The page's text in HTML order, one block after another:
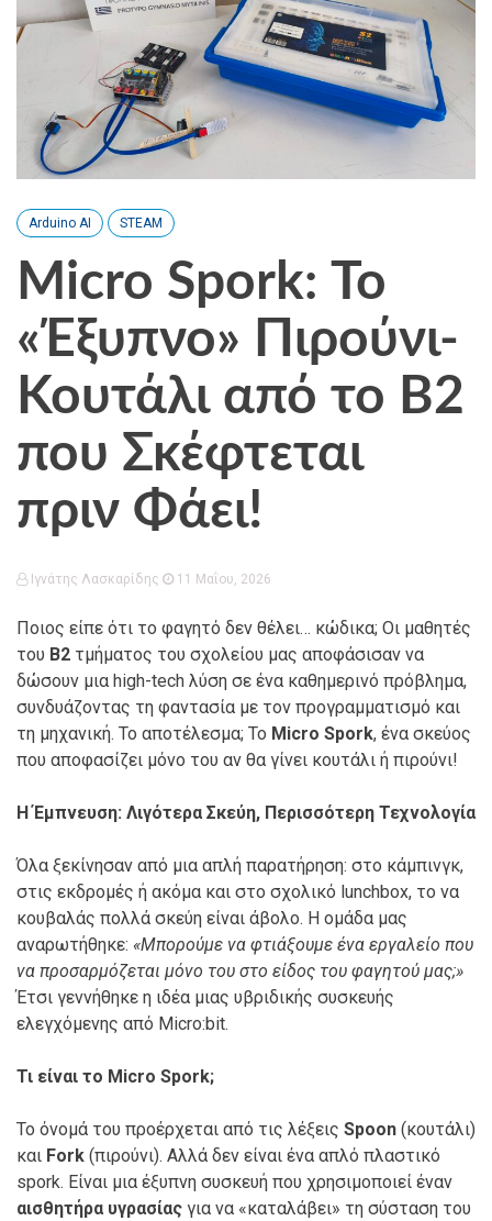
Arduino AI STEAM
Micro Spork: Το
«Έξυπνο» Πιρούνι-
Κουτάλι από το Β2
που Σκέφτεται
πριν Φάει!
Ιγνάτης Λασκαρίδης 11 Μαΐου, 2026
Ποιος είπε ότι το φαγητό δεν θέλει… κώδικα; Οι μαθητές
του Β2 τμήματος του σχολείου μας αποφάσισαν να
δώσουν μια high-tech λύση σε ένα καθημερινό πρόβλημα,
συνδυάζοντας τη φαντασία με τον προγραμματισμό και
τη μηχανική. Το αποτέλεσμα; Το Micro Spork, ένα σκεύος
που αποφασίζει μόνο του αν θα γίνει κουτάλι ή πιρούνι!
Η Έμπνευση: Λιγότερα Σκεύη, Περισσότερη Τεχνολογία
Όλα ξεκίνησαν από μια απλή παρατήρηση: στο κάμπινγκ,
στις εκδρομές ή ακόμα και στο σχολικό lunchbox, το να
κουβαλάς πολλά σκεύη είναι άβολο. Η ομάδα μας
αναρωτήθηκε: «Μπορούμε να φτιάξουμε ένα εργαλείο που
να προσαρμόζεται μόνο του στο είδος του φαγητού μας;»
Έτσι γεννήθηκε η ιδέα μιας υβριδικής συσκευής
ελεγχόμενης από Micro:bit.
Τι είναι το Micro Spork;
Το όνομά του προέρχεται από τις λέξεις Spoon (κουτάλι)
και Fork (πιρούνι). Αλλά δεν είναι ένα απλό πλαστικό
spork. Είναι μια έξυπνη συσκευή που χρησιμοποιεί έναν
αισθητήρα υγρασίας για να «καταλάβει» τη σύσταση του